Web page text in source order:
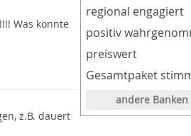
regional engagiert
positiv
preiswert
Gesamtpaket
andere
Was könnte
z.B. dauert